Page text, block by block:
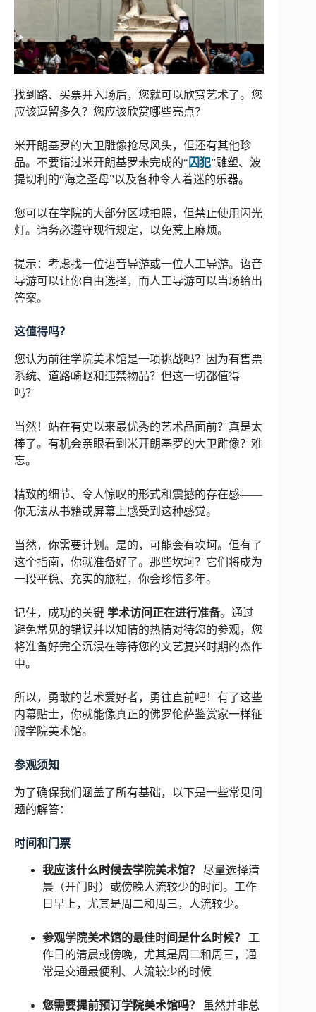
找到路、买票并入场后，您就可以欣赏艺术了。您
应该逗留多久？您应该欣赏哪些亮点？
米开朗基罗的大卫雕像抢尽风头，但还有其他珍
品。不要错过米开朗基罗未完成的“囚犯”雕塑、波
提切利的“海之圣母”以及各种令人着迷的乐器。
您可以在学院的大部分区域拍照，但禁止使用闪光
灯。请务必遵守现行规定，以免惹上麻烦。
提示：考虑找一位语音导游或一位人工导游。语音
导游可以让你自由选择，而人工导游可以当场给出
答案。
这值得吗？
您认为前往学院美术馆是一项挑战吗？因为有售票
系统、道路崎岖和违禁物品？但这一切都值得
吗？
当然！站在有史以来最优秀的艺术品面前？真是太
棒了。有机会亲眼看到米开朗基罗的大卫雕像？难
忘。
精致的细节、令人惊叹的形式和震撼的存在感——
你无法从书籍或屏幕上感受到这种感觉。
当然，你需要计划。是的，可能会有坎坷。但有了
这个指南，你就准备好了。那些坎坷？它们将成为
一段平稳、充实的旅程，你会珍惜多年。
记住，成功的关键 学术访问正在进行准备。通过
避免常见的错误并以知情的热情对待您的参观，您
将准备好完全沉浸在等待您的文艺复兴时期的杰作
中。
所以，勇敢的艺术爱好者，勇往直前吧！有了这些
内幕贴士，你就能像真正的佛罗伦萨鉴赏家一样征
服学院美术馆。
参观须知
为了确保我们涵盖了所有基础，以下是一些常见问
题的解答：
时间和门票
我应该什么时候去学院美术馆？
尽量选择清
晨（开门时）或傍晚人流较少的时间。工作
日早上，尤其是周二和周三，人流较少。
参观学院美术馆的最佳时间是什么时候？
工
作日的清晨或傍晚，尤其是周二和周三，通
常是交通最便利、人流较少的时候
您需要提前预订学院美术馆吗？ 虽然并非总